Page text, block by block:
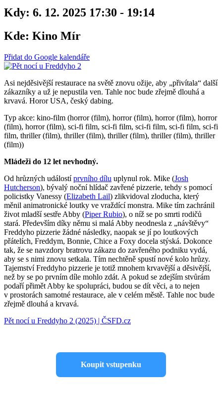
Kdy: 6. 12. 2025 17:30 - 19:14
Kde: Kino Mír
Přidat do Google kalendáře
Asi nejděsivější restaurace na světě znovu ožije, aby „přivítala“ další
zákazníky a už je nepustila ven. Tahle noc bude zřejmě dlouhá a
krvavá. Horor USA, český dabing.
Typ akce: kino-film (horror (film), horror (film), horror (film), horror
(film), horror (film), sci-fi film, sci-fi film, sci-fi film, sci-fi film, sci-fi
film, thriller (film), thriller (film), thriller (film), thriller (film), thriller
(film))
Mládeži do 12 let nevhodný.
Od hrůzných událostíprvního dílu uplynul rok. Mike (Josh
Hutcherson), bývalý noční hlídač zavřené pizzerie, tehdy s pomocí
policistky Vanessy (Elizabeth Lail) zlikvidoval zloducha, který
měnil animatronické loutky ve vraždící monstra. Mike tím zachránil
život mladší sestře Abby (Piper Rubio), o níž se po smrti rodičů
stará. Především díky němu si malá Abby neodnesla z „návštěvy“
Freddyho pizzerie žádné následky, naopak se jí po loutkových
přátelích, Freddym, Bonnie, Chice a Foxy docela stýská. Dokonce
tak, že se navzdory bratrovu zákazu do zavřeného podniku vydá,
aby se s nimi znovu setkala. Tím nechtěně spustí nové kolo hrůzy.
Tajemství Freddyho pizzerie je totiž mnohem krvavější a děsivější,
než by se po prvním díle mohlo zdát. A pokud se zdejším stvůrám
podaří přimět Abby ke spolupráci, budou se dít věci, a to nejen
v prostorách samotné restaurace, ale v celém městě. Tahle noc bude
zřejmě dlouhá a krvavá.
Pět nocí u Freddyho 2 (2025) | ČSFD.cz
Koupit vstupenku